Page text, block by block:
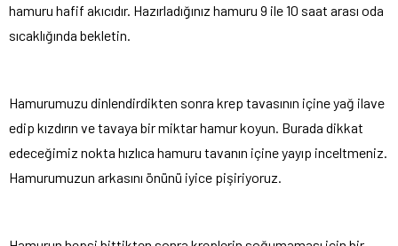
hamuru hafif akıcıdır. Hazırladığınız hamuru 9 ile 10 saat arası oda
sıcaklığında bekletin.
Hamurumuzu dinlendirdikten sonra krep tavasının içine yağ ilave
edip kızdırın ve tavaya bir miktar hamur koyun. Burada dikkat
edeceğimiz nokta hızlıca hamuru tavanın içine yayıp inceltmeniz.
Hamurumuzun arkasını önünü iyice pişiriyoruz.